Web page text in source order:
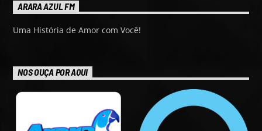
ARARA AZUL FM
Uma História de Amor com Você!
NOS OUÇA POR AQUI